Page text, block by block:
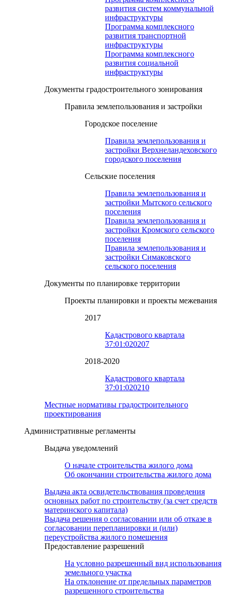
развития систем коммунальной
инфраструктуры
Программа комплексного
развития транспортной
инфраструктуры
Программа комплексного
развития социальной
инфраструктуры
Документы градостроительного зонирования
Правила землепользования и застройки
Городское поселение
Правила землепользования и
застройки Верхнеландеховского
городского поселения
Сельские поселения
Правила землепользования и
застройки Мытского сельского
поселения
Правила землепользования и
застройки Кромского сельского
поселения
Правила землепользования и
застройки Симаковского
сельского поселения
Документы по планировке территории
Проекты планировки и проекты межевания
2017
Кадастрового квартала
37:01:020207
2018-2020
Кадастрового квартала
37:01:020210
Местные нормативы градостроительного
проектирования
Административные регламенты
Выдача уведомлений
О начале строительства жилого дома
Об окончании строительства жилого дома
Выдача акта освидетельствования проведения
основных работ по строительству (за счет средств
материнского капитала)
Выдача решения о согласовании или об отказе в
согласовании перепланировки и (или)
переустройства жилого помещения
Предоставление разрешений
На условно разрешенный вид использования
земельного участка
На отклонение от предельных параметров
разрешенного строительства